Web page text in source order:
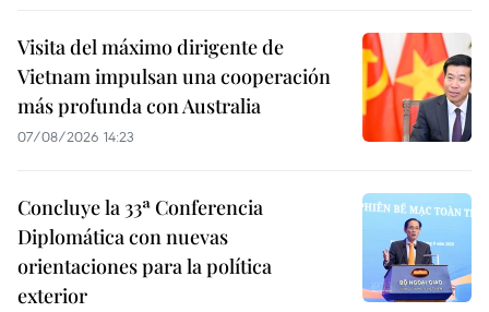
Visita del máximo dirigente de
Vietnam impulsan una cooperación
más profunda con Australia
07/08/2026 14:23
Concluye la 33ª Conferencia
Diplomática con nuevas
orientaciones para la política
exterior